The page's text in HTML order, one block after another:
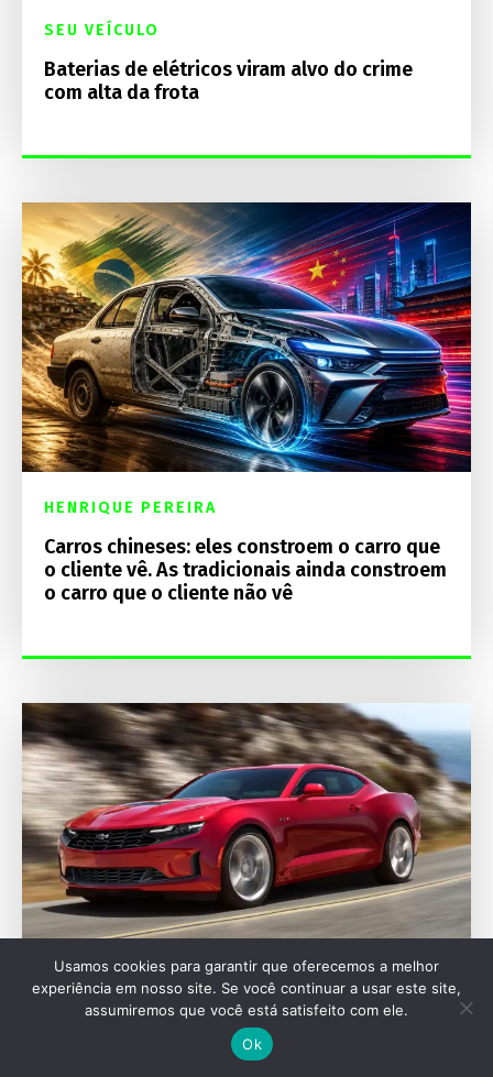
SEU VEÍCULO
Baterias de elétricos viram alvo do crime
com alta da frota
HENRIQUE PEREIRA
Carros chineses: eles constroem o carro que
o cliente vê. As tradicionais ainda constroem
o carro que o cliente não vê
AUTOMOTIVAS
Chevrolet Camaro pode voltar como sedã em
Usamos cookies para garantir que oferecemos a melhor
experiência em nosso site. Se você continuar a usar este site,
assumiremos que você está satisfeito com ele.
Ok